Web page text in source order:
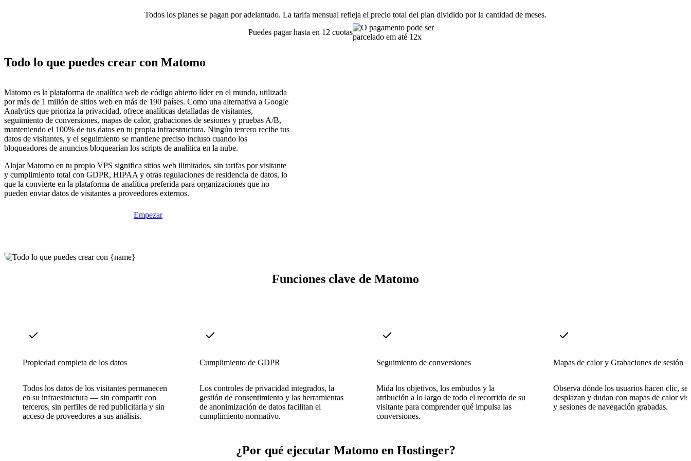
Todos los planes se pagan por adelantado. La tarifa mensual refleja el precio total del plan dividido por la cantidad de meses.
Puedes pagar hasta en 12 cuotas
Todo lo que puedes crear con Matomo
Matomo es la plataforma de analítica web de código abierto líder en el mundo, utilizada
por más de 1 millón de sitios web en más de 190 países. Como una alternativa a Google
Analytics que prioriza la privacidad, ofrece analíticas detalladas de visitantes,
seguimiento de conversiones, mapas de calor, grabaciones de sesiones y pruebas A/B,
manteniendo el 100% de tus datos en tu propia infraestructura. Ningún tercero recibe tus
datos de visitantes, y el seguimiento se mantiene preciso incluso cuando los
bloqueadores de anuncios bloquearían los scripts de analítica en la nube.
Alojar Matomo en tu propio VPS significa sitios web ilimitados, sin tarifas por visitante
y cumplimiento total con GDPR, HIPAA y otras regulaciones de residencia de datos, lo
que la convierte en la plataforma de analítica preferida para organizaciones que no
pueden enviar datos de visitantes a proveedores externos.
Empezar
Funciones clave de Matomo
Propiedad completa de los datos
Todos los datos de los visitantes permanecen
en su infraestructura — sin compartir con
terceros, sin perfiles de red publicitaria y sin
acceso de proveedores a sus análisis.
Cumplimiento de GDPR
Los controles de privacidad integrados, la
gestión de consentimiento y las herramientas
de anonimización de datos facilitan el
cumplimiento normativo.
Seguimiento de conversiones
Mida los objetivos, los embudos y la
atribución a lo largo de todo el recorrido de su
visitante para comprender qué impulsa las
conversiones.
Mapas de calor y Grabaciones de sesión
Observa dónde los usuarios hacen clic, se
desplazan y dudan con mapas de calor
y sesiones de navegación grabadas.
¿Por qué ejecutar Matomo en Hostinger?